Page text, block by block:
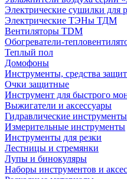
Электрические сушилки для
Электрические ТЭНы ТДМ
Вентиляторы TDM
Обогреватели-
Теплый пол
Домофоны
Инструменты, средства
Очки защитные
Инструмент для быстрого
Выжигатели и аксессуары
Гидравлические инструменты
Измерительные инструменты
Инструменты для резки
Лестницы и стремянки
Лупы и бинокуляры
Наборы инструментов и